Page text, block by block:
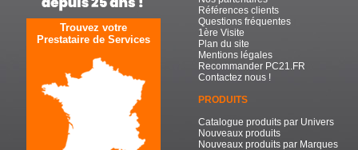
Trouvez votre
Prestataire de Services
Références clients
Questions fréquentes
1ère Visite
Plan du site
Mentions légales
Recommander PC21.FR
Contactez nous !
PRODUITS
Catalogue produits par Univers
Nouveaux produits
Nouveaux produits par Marques